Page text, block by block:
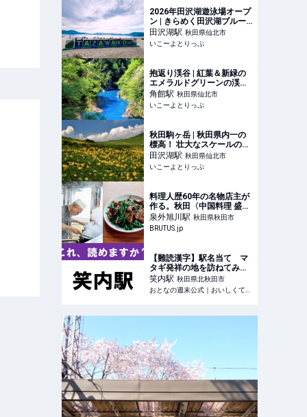
2026年田沢湖遊泳場オープ
ン | きらめく田沢湖ブルー
に飛び込もう！ | 秋田県仙
北市 | いこーよとりっぷ
田沢湖駅 秋田県仙北市
いこーよとりっぷ
抱返り渓谷 | 紅葉＆新緑の
エメラルドグリーンの渓流
が印象的 | 秋田県仙北市 | い
こーよとりっぷ
角館駅 秋田県仙北市
いこーよとりっぷ
秋田駒ヶ岳 | 秋田県内一の
標高！ 壮大なスケールの花
たちに会える山 | 秋田県仙
北市 | いこーよとりっぷ
田沢湖駅 秋田県仙北市
いこーよとりっぷ
料理人歴60年の名物店主が
作る。秋田〈中国料理 盛〉
の“きどらない通の味” | ブ
ルータス| BRUTUS.jp
泉外旭川駅 秋田県秋田市
BRUTUS.jp
【難読漢字】駅名当て マ
タギ発祥の地を訪ねてみた
い！ - おとなの週末公式｜
おいしくて、ためになる食
のニュースサイト
笑内駅 秋田県北秋田市
おとなの週末公式｜おいしくて、ためになる食のニュースサイト